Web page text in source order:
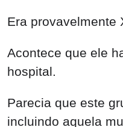
Era provavelmente
Acontece que ele
hospital.
Parecia que este
incluindo aquela